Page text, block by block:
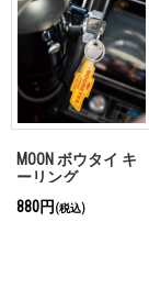
MOON ボウタイ キ
ーリング
880円 (税込)